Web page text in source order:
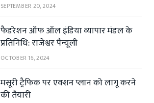
SEPTEMBER 20, 2024
फैडरेशन ऑफ ऑल इंडिया व्यापार मंडल के
प्रतिनिधि: राजेश्वर पैन्यूली
OCTOBER 16, 2024
मसूरी ट्रैफिक पर एक्शन प्लान को लागू करने
की तैयारी